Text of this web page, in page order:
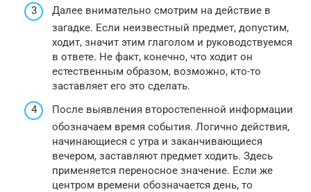
Далее внимательно смотрим на действие в
загадке. Если неизвестный предмет, допустим,
ходит, значит этим глаголом и руководствуемся
в ответе. Не факт, конечно, что ходит он
естественным образом, возможно, кто-то
заставляет его это сделать.
После выявления второстепенной информации
обозначаем время события. Логично действия,
начинающиеся с утра и заканчивающиеся
вечером, заставляют предмет ходить. Здесь
применяется переносное значение. Если же
центром времени обозначается день, то